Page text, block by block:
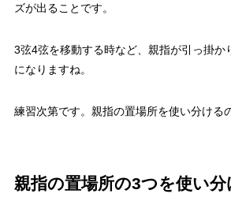
ズが出ることです。
3弦4弦を移動する時など、親指が引っ掛か
になりますね。
練習次第です。親指の置場所を使い分ける
親指の置場所の3つを使い分